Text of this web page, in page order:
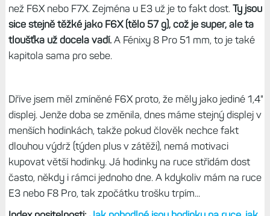
než F6X nebo F7X. Zejména u E3 už je to fakt dost. Ty jsou
sice stejně těžké jako F6X (tělo 57 g), což je super, ale ta
tloušťka už docela vadí. A Fénixy 8 Pro 51 mm, to je také
kapitola sama pro sebe.